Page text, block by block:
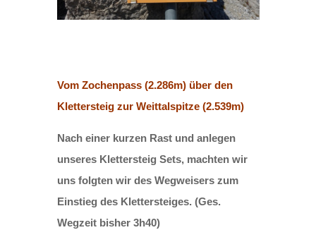
Vom Zochenpass (2.286m) über den
Klettersteig zur Weittalspitze (2.539m)
Nach einer kurzen Rast und anlegen
unseres Klettersteig Sets, machten wir
uns folgten wir des Wegweisers zum
Einstieg des Klettersteiges. (Ges.
Wegzeit bisher 3h40)